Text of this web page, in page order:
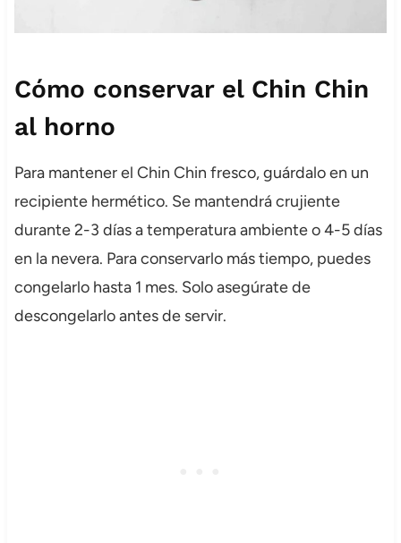
Cómo conservar el Chin Chin
al horno
Para mantener el Chin Chin fresco, guárdalo en un
recipiente hermético. Se mantendrá crujiente
durante 2-3 días a temperatura ambiente o 4-5 días
en la nevera. Para conservarlo más tiempo, puedes
congelarlo hasta 1 mes. Solo asegúrate de
descongelarlo antes de servir.